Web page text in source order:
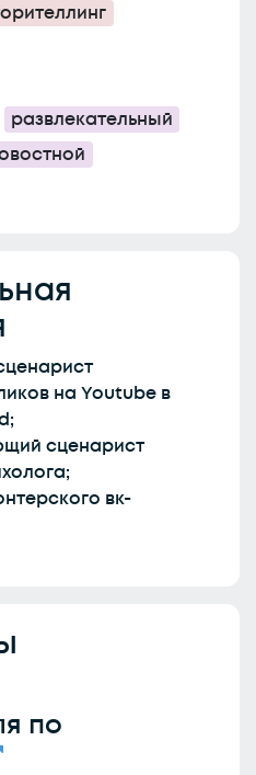
развлекательный
на Youtube в
сценарист
вк-
по